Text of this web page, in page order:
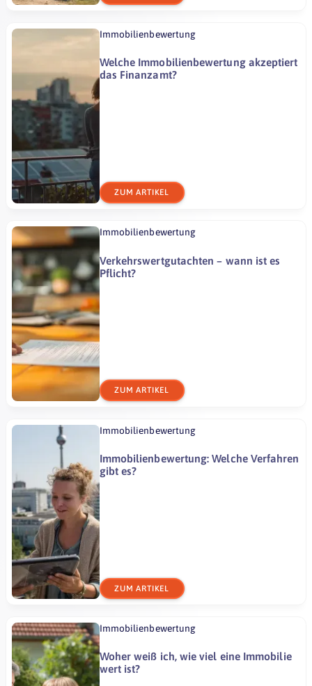
Immobilienbewertung
Welche Immobilienbewertung akzeptiert
das Finanzamt?
ZUM ARTIKEL
Immobilienbewertung
Verkehrswertgutachten – wann ist es
Pflicht?
ZUM ARTIKEL
Immobilienbewertung
Immobilienbewertung: Welche Verfahren
gibt es?
ZUM ARTIKEL
Immobilienbewertung
Woher weiß ich, wie viel eine Immobilie
wert ist?